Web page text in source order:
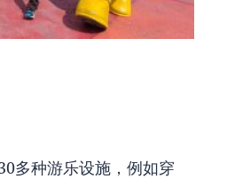
多种游乐设施，例如穿